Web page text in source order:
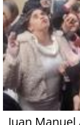
Juan